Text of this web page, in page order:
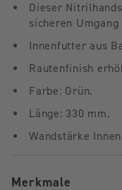
Dieser
sicheren
Innenfutter aus
Rautenfinish
Farbe: Grün.
Länge: 330 mm.
Wandstärke
Merkmale